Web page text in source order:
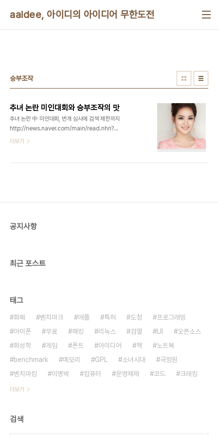
aaidee, 아이디의 아이디어 무한도전
승부조작
추녀 논란 미인대회와 승부조작의 맛
추녀 논란 中 미인대회, 번개 심사에 검색 제한까지
http://news.naver.com/main/read.nhn?
mode=LSD&mid=sec&sid1=104&oid=073&aid=0002152905
미적 감성으로 부패를 탐지할 수 있습니다. 한국 미인
더보기
공지사항
최근 포스트
태그
화폐 벤치마크 애플 특허 도청
프로그래밍
아이폰
무료 해킹 리눅스 검열 UI
오픈소스
화성학
게임 폰트 아이디어 책
노트북
benchmark
메모리 GPL 소녀시대
국정원
벤치마킹
이명박 컴퓨터 운영체제 코드 크래킹
더보기
검색